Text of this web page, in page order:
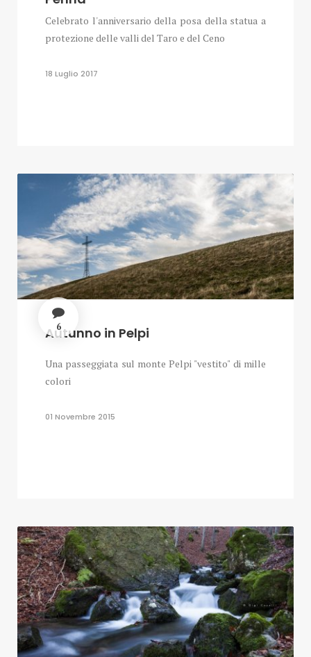
Celebrato l'anniversario della posa della statua a
protezione delle valli del Taro e del Ceno
18 Luglio 2017
6
Autunno in Pelpi
Una passeggiata sul monte Pelpi "vestito" di mille
colori
01 Novembre 2015